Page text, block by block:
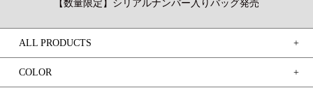
【数量限定】シリアルナンバー入りバッグ発売
ALL PRODUCTS
COLOR